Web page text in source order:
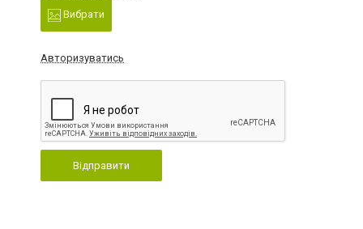
Вибрати
Авторизуватись
Відправити